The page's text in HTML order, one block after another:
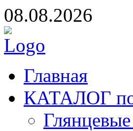
08.08.2026
Главная
КАТАЛОГ